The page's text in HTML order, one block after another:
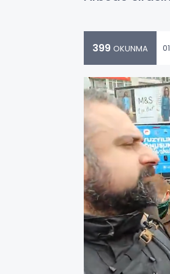
399 OKUNMA